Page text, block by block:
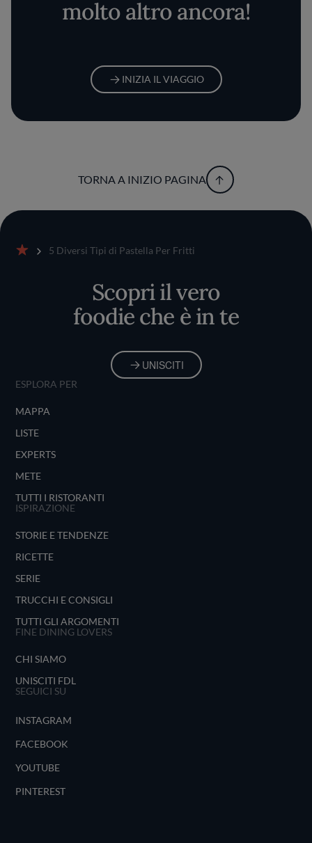
molto altro ancora!
INIZIA IL VIAGGIO
TORNA A INIZIO PAGINA
5 Diversi Tipi di Pastella Per Fritti
Scopri il vero
foodie che è in te
UNISCITI
ESPLORA PER
MAPPA
LISTE
EXPERTS
METE
TUTTI I RISTORANTI
ISPIRAZIONE
STORIE E TENDENZE
RICETTE
SERIE
TRUCCHI E CONSIGLI
TUTTI GLI ARGOMENTI
FINE DINING LOVERS
CHI SIAMO
UNISCITI FDL
SEGUICI SU
INSTAGRAM
FACEBOOK
YOUTUBE
PINTEREST